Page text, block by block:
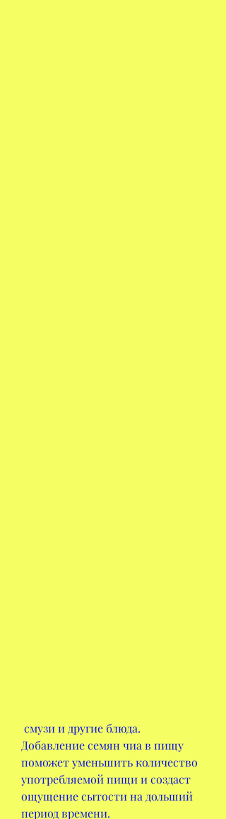
Добавление семян чиа в пищу
поможет уменьшить количество
употребляемой пищи и создаст
ощущение сытости на дольший
период времени.